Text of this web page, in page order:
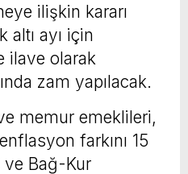
ilişkin kararı
altı ayı için
ilave olarak
zam yapılacak.
memur emeklileri,
farkını 15
ve Bağ-Kur